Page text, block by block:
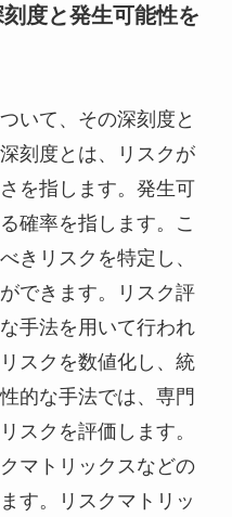
度と発生可能性を
いて、その深刻度と
刻度とは、リスクが
を指します。発生可
確率を指します。こ
きリスクを特定し、
できます。リスク評
手法を用いて行われ
スクを数値化し、統
的な手法では、専門
スクを評価します。
マトリックスなどの
す。リスクマトリッ